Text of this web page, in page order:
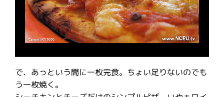
で、あっという間に一枚完食。ちょい足りないのでも
う一枚焼く。